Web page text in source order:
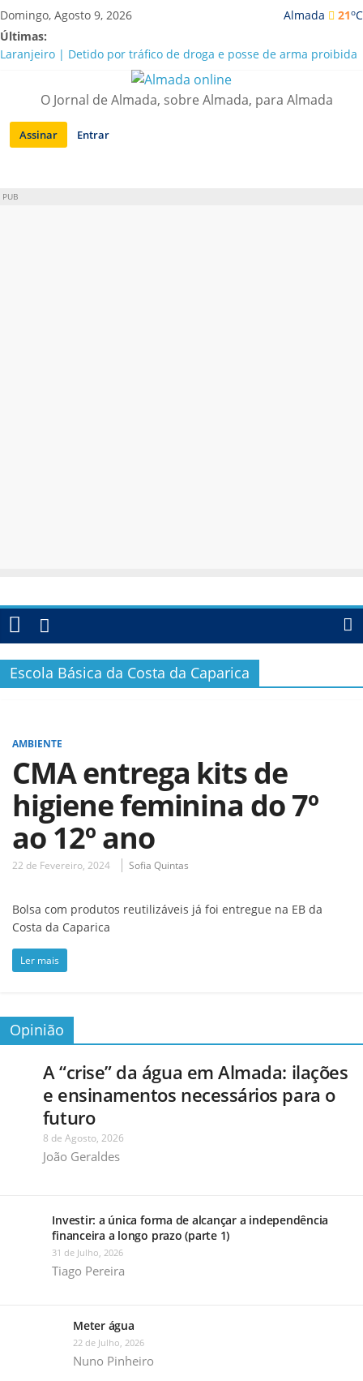
Saltar
para
conteúdo
Almada 21oC
Domingo, Agosto 9, 2026
Últimas:
Laranjeiro | Detido por tráfico de droga e posse de arma proibida
A “crise” da água em Almada: ilações e ensinamentos necessários
Costa da Caparica | Polícia Marítima e ASAE detectam
irregularidades em habitações e restaurantes
APA diz que falta de água em Almada “foi um problema de má
O Jornal de Almada, sobre Almada, para Almada
Assinar Entrar
PUB
Escola Básica da Costa da Caparica
AMBIENTE
CMA entrega kits de
higiene feminina do 7º
ao 12º ano
22 de Fevereiro, 2024 Sofia Quintas
Bolsa com produtos reutilizáveis já foi entregue na EB da
Costa da Caparica
Ler mais
Opinião
A “crise” da água em Almada: ilações
e ensinamentos necessários para o
futuro
8 de Agosto, 2026
João Geraldes
Investir: a única forma de alcançar a independência
financeira a longo prazo (parte 1)
31 de Julho, 2026
Tiago Pereira
Meter água
22 de Julho, 2026
Nuno Pinheiro